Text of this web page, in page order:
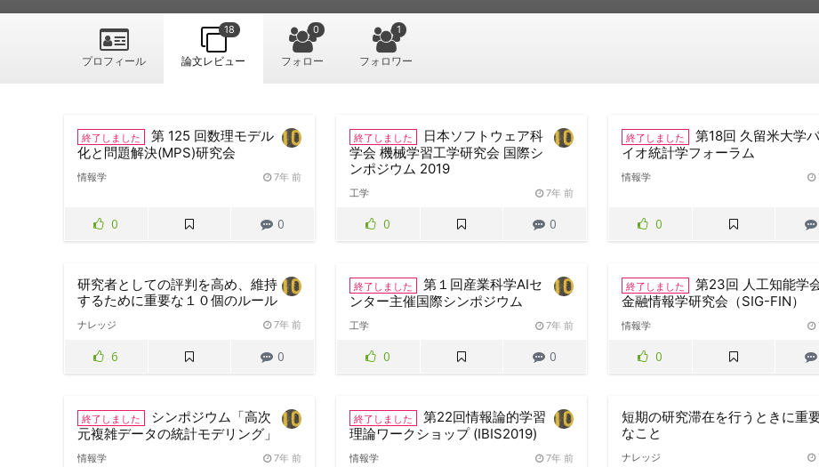
プロフィール 論文レビュー
18
フォロー
0
フォロワー
1
終了しました
第 125 回数理モデル
化と問題解決(MPS)研究会
情報学 7年 前
0 0
終了しました
日本ソフトウェア科
学会 機械学習工学研究会 国際シ
ンポジウム 2019
工学 7年 前
0 0
終了しました
第18回 久留米大学
イオ統計学フォーラム
情報学
0
研究者としての評判を高め、維持
するために重要な１０個のルール
ナレッジ 7年 前
6 0
終了しました
第１回産業科学AIセ
ンター主催国際シンポジウム
工学 7年 前
0 0
終了しました
第23回 人工知能学
金融情報学研究会（SIG-FIN）
情報学
0
終了しました
シンポジウム「高次
元複雑データの統計モデリング」
情報学 7年 前
終了しました
第22回情報論的学習
理論ワークショップ (IBIS2019)
情報学 7年 前
短期の研究滞在を行うときに重
なこと
ナレッジ